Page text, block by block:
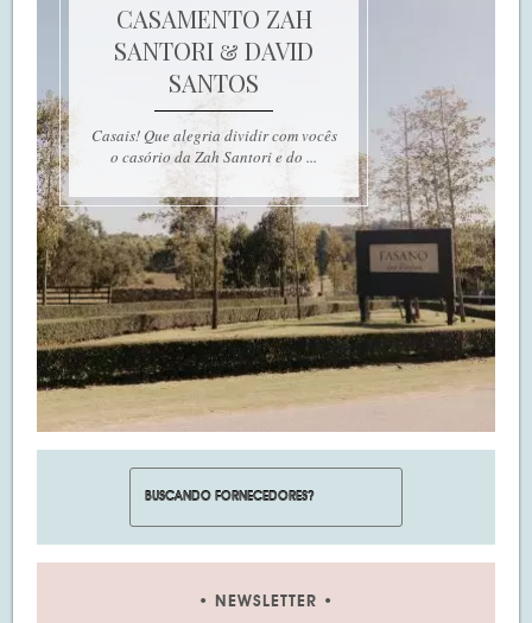
CASAMENTO ZAH
SANTORI & DAVID
SANTOS
Casais! Que alegria dividir com vocês
o casório da Zah Santori e do ...
NEWSLETTER